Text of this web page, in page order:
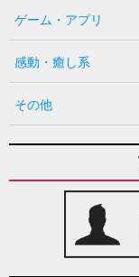
ゲーム・アプリ
感動・癒し系
その他